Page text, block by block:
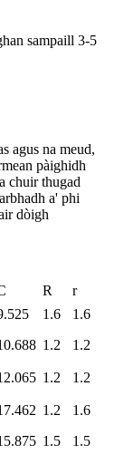
sampaill 3-5
agus na meud,
pàighidh
chuir thugad
a' phi
dòigh
R
r
1.6
1.6
1.2
1.2
1.2
1.2
1.2
1.6
1.5
1.5